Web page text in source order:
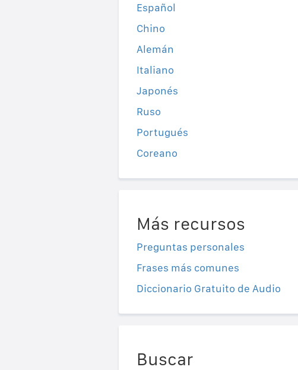
Español
Chino
Alemán
Italiano
Japonés
Ruso
Portugués
Coreano
Más recursos
Preguntas personales
Frases más comunes
Diccionario Gratuito de Audio
Buscar